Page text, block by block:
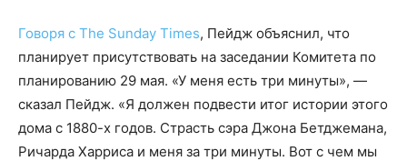
Говоря с The Sunday Times, Пейдж объяснил, что
планирует присутствовать на заседании Комитета по
планированию 29 мая. «У меня есть три минуты», —
сказал Пейдж. «Я должен подвести итог истории этого
дома с 1880-х годов. Страсть сэра Джона Бетджемана,
Ричарда Харриса и меня за три минуты. Вот с чем мы